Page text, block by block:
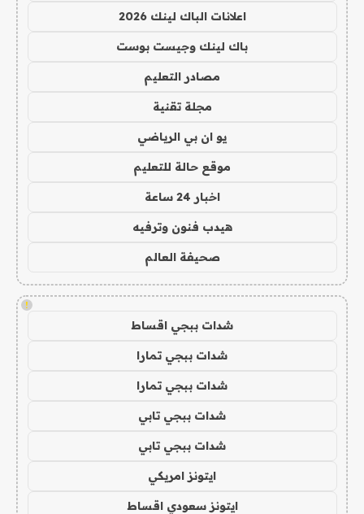
اعلانات الباك لينك 2026
باك لينك وجيست بوست
مصادر التعليم
مجلة تقنية
يو ان بي الرياضي
موقع حالة للتعليم
اخبار 24 ساعة
هيدب فنون وترفيه
صحيفة العالم
!
شدات ببجي اقساط
شدات ببجي تمارا
شدات ببجي تمارا
شدات ببجي تابي
شدات ببجي تابي
ايتونز امريكي
ايتونز سعودي اقساط